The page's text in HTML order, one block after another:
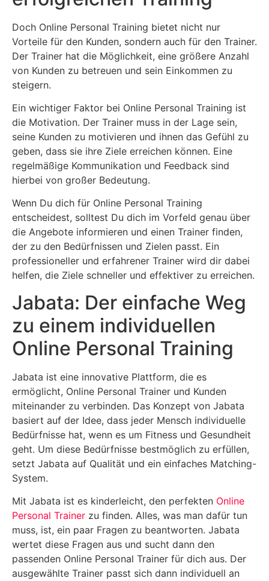
Doch Online Personal Training bietet nicht nur
Vorteile für den Kunden, sondern auch für den Trainer.
Der Trainer hat die Möglichkeit, eine größere Anzahl
von Kunden zu betreuen und sein Einkommen zu
steigern.
Ein wichtiger Faktor bei Online Personal Training ist
die Motivation. Der Trainer muss in der Lage sein,
seine Kunden zu motivieren und ihnen das Gefühl zu
geben, dass sie ihre Ziele erreichen können. Eine
regelmäßige Kommunikation und Feedback sind
hierbei von großer Bedeutung.
Wenn Du dich für Online Personal Training
entscheidest, solltest Du dich im Vorfeld genau über
die Angebote informieren und einen Trainer finden,
der zu den Bedürfnissen und Zielen passt. Ein
professioneller und erfahrener Trainer wird dir dabei
helfen, die Ziele schneller und effektiver zu erreichen.
Jabata: Der einfache Weg
zu einem individuellen
Online Personal Training
Jabata ist eine innovative Plattform, die es
ermöglicht, Online Personal Trainer und Kunden
miteinander zu verbinden. Das Konzept von Jabata
basiert auf der Idee, dass jeder Mensch individuelle
Bedürfnisse hat, wenn es um Fitness und Gesundheit
geht. Um diese Bedürfnisse bestmöglich zu erfüllen,
setzt Jabata auf Qualität und ein einfaches Matching-
System.
Mit Jabata ist es kinderleicht, den perfekten Online
Personal Trainer zu finden. Alles, was man dafür tun
muss, ist, ein paar Fragen zu beantworten. Jabata
wertet diese Fragen aus und sucht dann den
passenden Online Personal Trainer für dich aus. Der
ausgewählte Trainer passt sich dann individuell an